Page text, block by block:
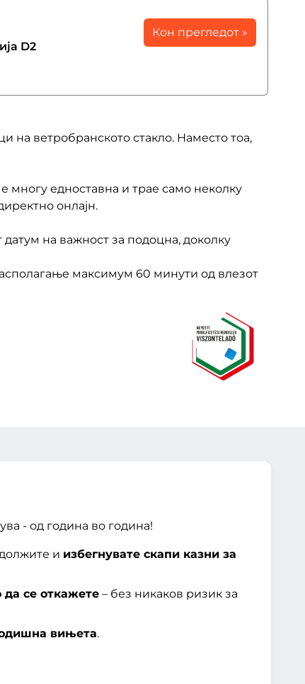
на ветробранското стакло. Наместо тоа,
многу едноставна и трае само неколку
онлајн.
на важност за подоцна, доколку
максимум 60 минути од влезот
D2
Кон прегледот »
- од година во година!
и избегнувате скапи казни за
се откажете– без никаков ризик за
вињета.